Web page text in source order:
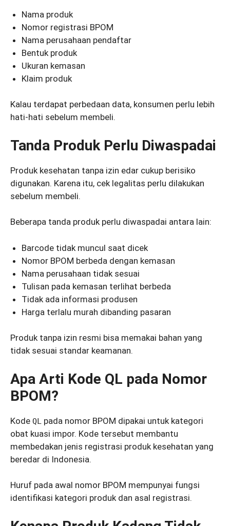
Nama produk
Nomor registrasi BPOM
Nama perusahaan pendaftar
Bentuk produk
Ukuran kemasan
Klaim produk
Kalau terdapat perbedaan data, konsumen perlu lebih
hati-hati sebelum membeli.
Tanda Produk Perlu Diwaspadai
Produk kesehatan tanpa izin edar cukup berisiko
digunakan. Karena itu, cek legalitas perlu dilakukan
sebelum membeli.
Beberapa tanda produk perlu diwaspadai antara lain:
Barcode tidak muncul saat dicek
Nomor BPOM berbeda dengan kemasan
Nama perusahaan tidak sesuai
Tulisan pada kemasan terlihat berbeda
Tidak ada informasi produsen
Harga terlalu murah dibanding pasaran
Produk tanpa izin resmi bisa memakai bahan yang
tidak sesuai standar keamanan.
Apa Arti Kode QL pada Nomor
BPOM?
Kode QL pada nomor BPOM dipakai untuk kategori
obat kuasi impor. Kode tersebut membantu
membedakan jenis registrasi produk kesehatan yang
beredar di Indonesia.
Huruf pada awal nomor BPOM mempunyai fungsi
identifikasi kategori produk dan asal registrasi.